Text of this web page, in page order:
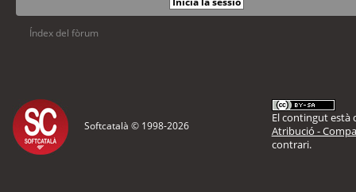
Índex del fòrum
Softcatalà © 1998-2026
El contingut està
Atribució -
contrari.